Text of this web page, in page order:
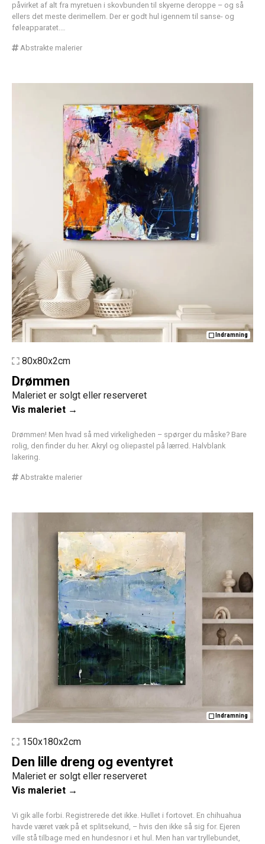
påvirket af alt fra myretuen i skovbunden til skyerne deroppe – og så
ellers det meste derimellem. Der er godt hul igennem til sanse- og
føleapparatet.…
Abstrakte malerier
Indramning
80x80x2cm
Drømmen
Maleriet er solgt eller reserveret
Vis maleriet →
Drømmen! Men hvad så med virkeligheden – spørger du måske? Bare
rolig, den finder du her. Akryl og oliepastel på lærred. Halvblank
lakering.
Abstrakte malerier
Indramning
150x180x2cm
Den lille dreng og eventyret
Maleriet er solgt eller reserveret
Vis maleriet →
Vi gik alle forbi. Registrerede det ikke. Hullet i fortovet. En chihuahua
havde været væk på et splitsekund, – hvis den ikke så sig for. Ejeren
ville stå tilbage med en hundesnor i et hul. Men han var tryllebundet,